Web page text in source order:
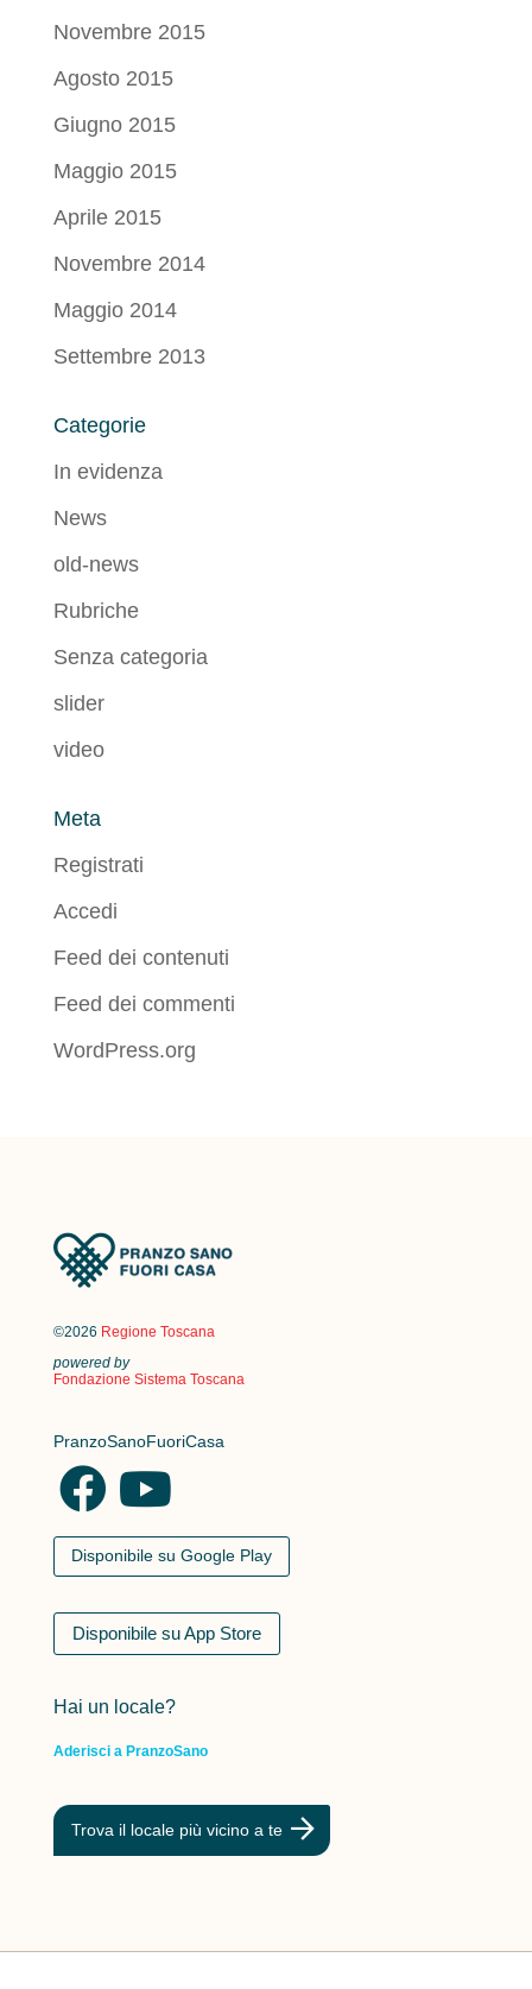
Novembre 2015
Agosto 2015
Giugno 2015
Maggio 2015
Aprile 2015
Novembre 2014
Maggio 2014
Settembre 2013
Categorie
In evidenza
News
old-news
Rubriche
Senza categoria
slider
video
Meta
Registrati
Accedi
Feed dei contenuti
Feed dei commenti
WordPress.org
©2026 Regione Toscana
powered by
Fondazione Sistema Toscana
PranzoSanoFuoriCasa
Disponibile su Google Play
Disponibile su App Store
Hai un locale?
Aderisci a PranzoSano
Trova il locale più vicino a te